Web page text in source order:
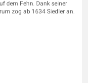
dem Fehn. Dank seiner
zog ab 1634 Siedler an.